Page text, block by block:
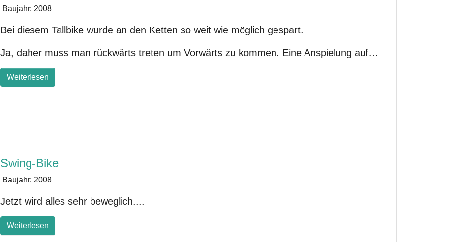
Baujahr: 2008
Bei diesem Tallbike wurde an den Ketten so weit wie möglich gespart.
Ja, daher muss man rückwärts treten um Vorwärts zu kommen. Eine Anspielung auf…
Weiterlesen
Swing-Bike
Baujahr: 2008
Jetzt wird alles sehr beweglich....
Weiterlesen